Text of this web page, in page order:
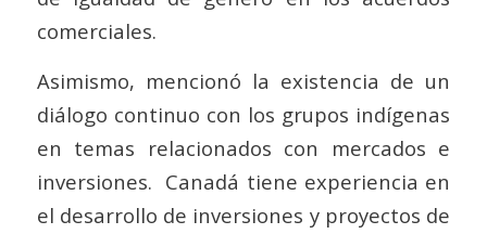
comerciales.
Asimismo, mencionó la existencia de un
diálogo continuo con los grupos indígenas
en temas relacionados con mercados e
inversiones. Canadá tiene experiencia en
el desarrollo de inversiones y proyectos de